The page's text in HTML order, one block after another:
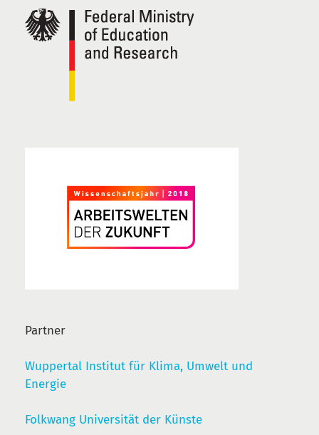
Partner
Wuppertal Institut für Klima, Umwelt und
Energie
Folkwang Universität der Künste